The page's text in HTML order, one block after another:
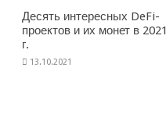
Десять интересных DeFi-
проектов и их монет в 2021
г.
13.10.2021